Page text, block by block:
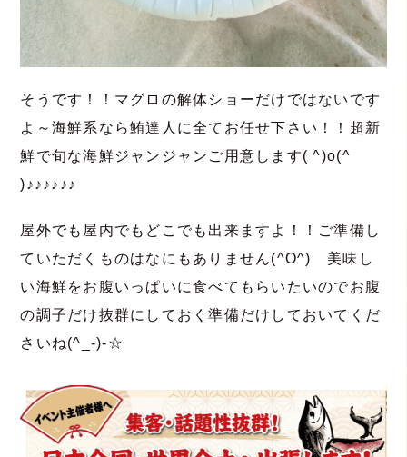
そうです！！マグロの解体ショーだけではないです
よ～海鮮系なら鮪達人に全てお任せ下さい！！超新
鮮で旬な海鮮ジャンジャンご用意します( ^)o(^
)♪♪♪♪♪♪
屋外でも屋内でもどこでも出来ますよ！！ご準備し
ていただくものはなにもありません(^O^) 美味し
い海鮮をお腹いっぱいに食べてもらいたいのでお腹
の調子だけ抜群にしておく準備だけしておいてくだ
さいね(^_-)-☆